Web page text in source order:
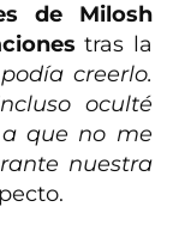
de Milosh
tras la
creerlo.
oculté
que no me
nuestra